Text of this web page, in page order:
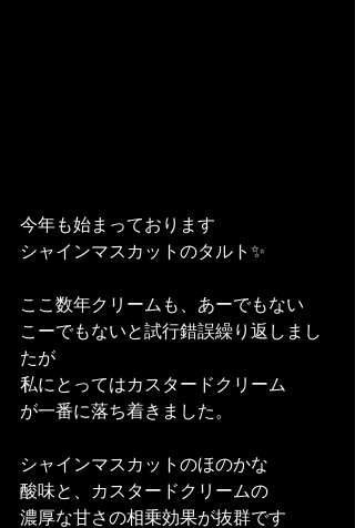
今年も始まっております
シャインマスカットのタルト✨
ここ数年クリームも、あーでもない
こーでもないと試行錯誤繰り返しまし
たが
私にとってはカスタードクリーム
が一番に落ち着きました。
シャインマスカットのほのかな
酸味と、カスタードクリームの
濃厚な甘さの相乗効果が抜群です